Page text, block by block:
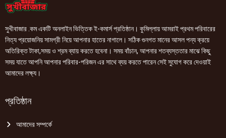
সুখীবাজার .কম একটি অনলাইন ভিত্তিক ই-কমার্স প্রতিষ্ঠান। কুমিল্লায় আমরাই প্রথম পরিবারের
নিত্য প্রয়োজনিয় সামগ্রী নিয়ে আপনার হাতের নাগালে। সঠিক গুনগত মানের আসল পন্য ক্রয়ে
অতিরিক্ত টাকা,সময় ও শ্রম ব্যায় করতে হবেনা। সময় বাঁচান, আপনার শতব্যস্ততার মাঝে কিছু
সময় যাতে আপনি আপনার পরিবার-পরিজন এর সাথে ব্যয় করতে পারেন সেই সুযোগ করে দেওয়াই
আমাদের লক্ষ্য।
প্রতিষ্ঠান
আমাদের সম্পর্কে